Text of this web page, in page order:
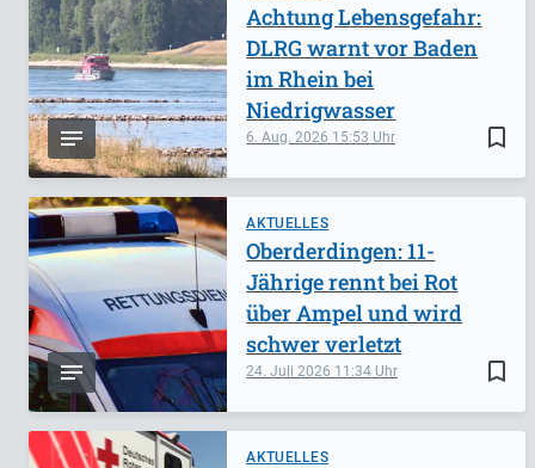
bookmark_border
6. Aug. 2026 15:53
Achtung Lebensgefahr:
DLRG warnt vor Baden
im Rhein bei
Niedrigwasser
AKTUELLES
bookmark_border
24. Juli 2026 11:34
Oberderdingen: 11-
Jährige rennt bei Rot
über Ampel und wird
schwer verletzt
AKTUELLES